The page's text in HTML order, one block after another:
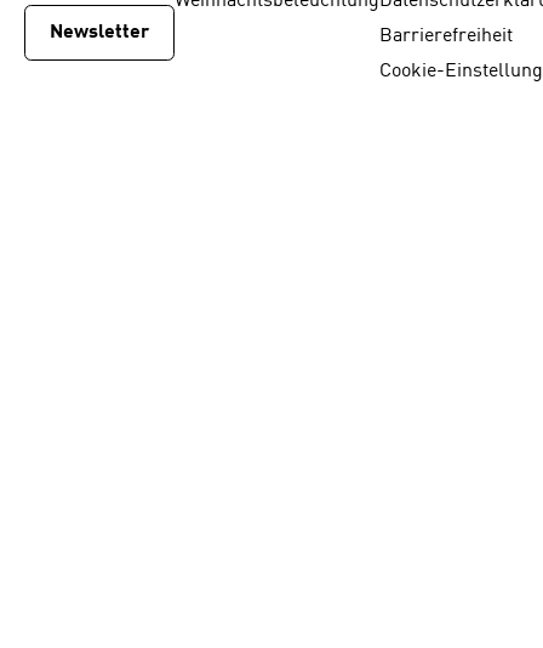
Newsletter
Barrierefreiheit
Cookie-